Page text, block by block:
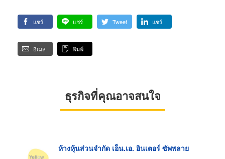
แชร์ แชร์ Tweet แชร์
อีเมล พิมพ์
ธุรกิจที่คุณอาจสนใจ
ห้างหุ้นส่วนจำกัด เอ็น.เอ. อินเตอร์ ซัพพลาย